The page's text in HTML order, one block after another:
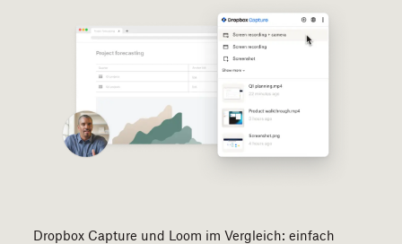
Dropbox Capture und Loom im Vergleich: einfach